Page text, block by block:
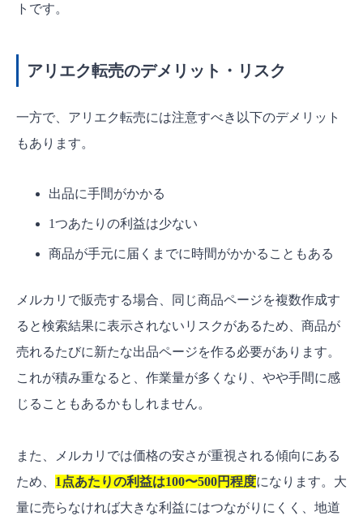
トです。
アリエク転売のデメリット・リスク
一方で、アリエク転売には注意すべき以下のデメリット
もあります。
出品に手間がかかる
1つあたりの利益は少ない
商品が手元に届くまでに時間がかかることもある
メルカリで販売する場合、同じ商品ページを複数作成す
ると検索結果に表示されないリスクがあるため、商品が
売れるたびに新たな出品ページを作る必要があります。
これが積み重なると、作業量が多くなり、やや手間に感
じることもあるかもしれません。
また、メルカリでは価格の安さが重視される傾向にある
ため、 1点あたりの利益は100〜500円程度になります。大
量に売らなければ大きな利益にはつながりにくく、地道